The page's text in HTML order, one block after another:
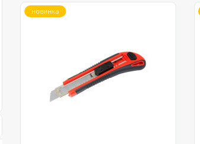
новинка